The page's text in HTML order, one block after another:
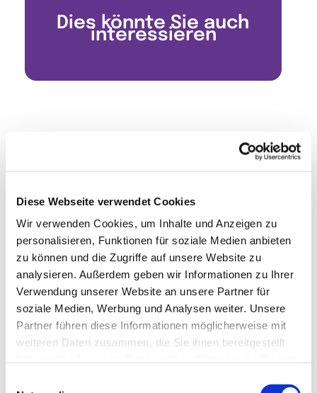
Diese Webseite verwendet Cookies
Wir verwenden Cookies, um Inhalte und Anzeigen zu
personalisieren, Funktionen für soziale Medien anbieten
zu können und die Zugriffe auf unsere Website zu
analysieren. Außerdem geben wir Informationen zu Ihrer
Verwendung unserer Website an unsere Partner für
soziale Medien, Werbung und Analysen weiter. Unsere
Partner führen diese Informationen möglicherweise mit
weiteren Daten zusammen, die Sie ihnen bereitgestellt
Dies könnte Sie auch
interessieren